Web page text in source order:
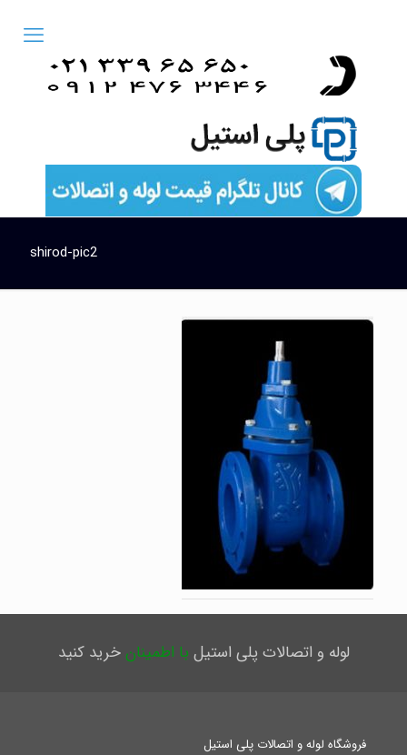
shirod-pic2
لوله و اتصالات پلی استیل با اطمینانخرید کنید
فروشگاه لوله و اتصالات پلی استیل